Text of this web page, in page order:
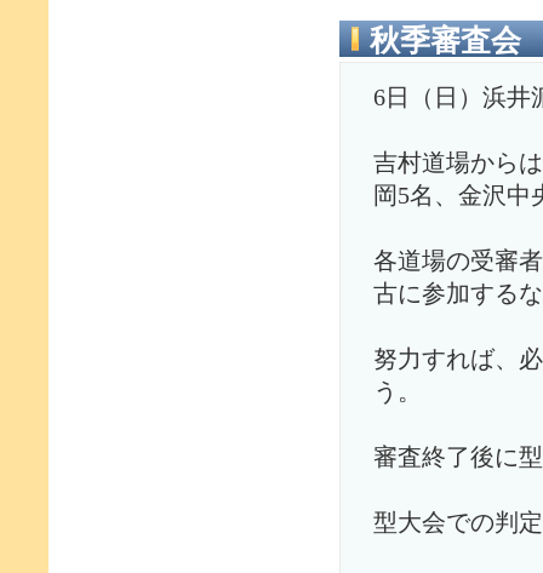
秋季審査会
6日（日）浜井
吉村道場から
岡5名、金沢中
各道場の受審
古に参加する
努力すれば、
う。
審査終了後に
型大会での判